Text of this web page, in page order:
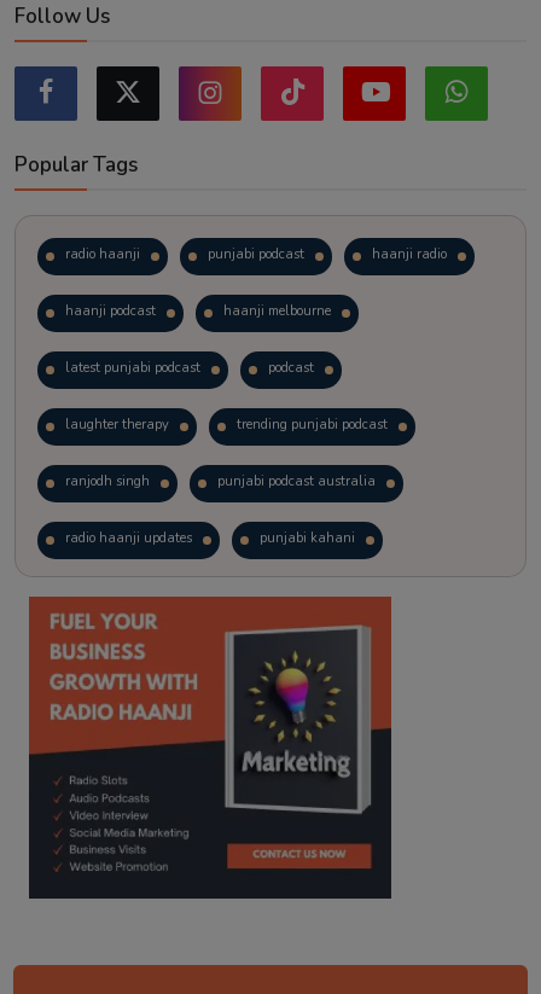
Follow Us
Popular Tags
radio haanji punjabi podcast haanji radio
haanji podcast haanji melbourne
latest punjabi podcast podcast
laughter therapy trending punjabi podcast
ranjodh singh punjabi podcast australia
radio haanji updates punjabi kahani
kitaab kahani punjabi story